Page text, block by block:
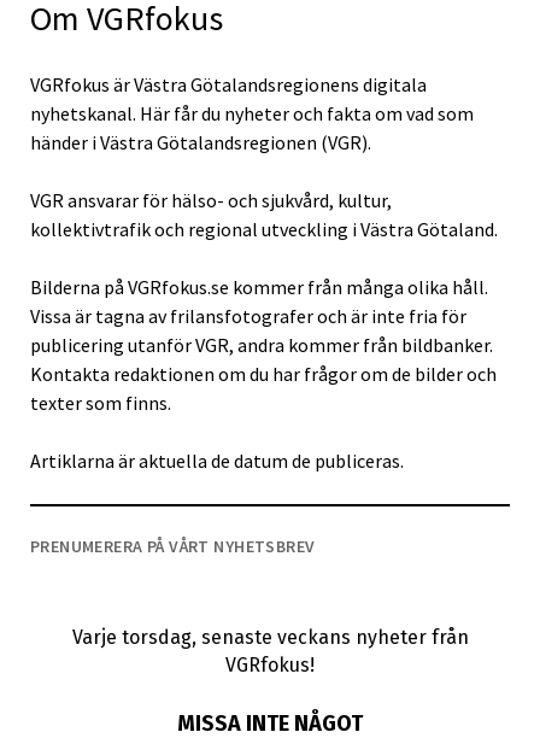
Om VGRfokus
VGRfokus är Västra Götalandsregionens digitala
nyhetskanal. Här får du nyheter och fakta om vad som
händer i Västra Götalandsregionen (VGR).
VGR ansvarar för hälso- och sjukvård, kultur,
kollektivtrafik och regional utveckling i Västra Götaland.
Bilderna på VGRfokus.se kommer från många olika håll.
Vissa är tagna av frilansfotografer och är inte fria för
publicering utanför VGR, andra kommer från bildbanker.
Kontakta redaktionen om du har frågor om de bilder och
texter som finns.
Artiklarna är aktuella de datum de publiceras.
PRENUMERERA PÅ VÅRT NYHETSBREV
Varje torsdag, senaste veckans nyheter från
VGRfokus!
MISSA INTE NÅGOT